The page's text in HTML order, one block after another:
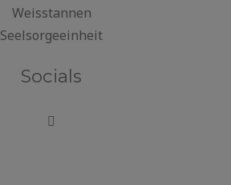
Weisstannen
Seelsorgeeinheit
Socials